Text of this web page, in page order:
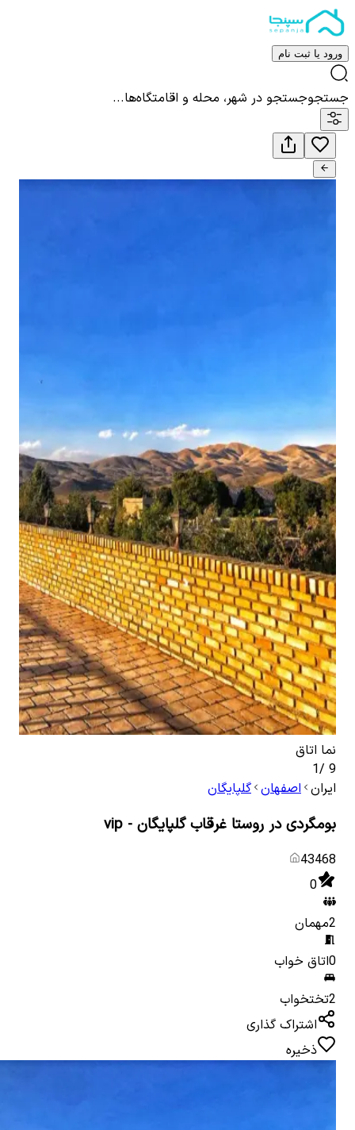
ورود یا ثبت نام
جستجوجستجو در شهر، محله و اقامتگاه‌ها...
نما اتاق
9
/
1
ایران اصفهان گلپایگان
بومگردی در روستا غرقاب گلپایگان - vip
43468
0
2مهمان
0اتاق خواب
2تختخواب
اشتراک گذاری
ذخیره